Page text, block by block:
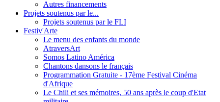
Autres financements
Projets soutenus par le...
Projets soutenus par le FLI
Festiv'Arte
Le menu des enfants du monde
AtraversArt
Somos Latino América
Chantons dansons le français
Programmation Gratuite - 17ème Festival Cinéma
d'Afrique
Le Chili et ses mémoires, 50 ans après le coup d'Etat